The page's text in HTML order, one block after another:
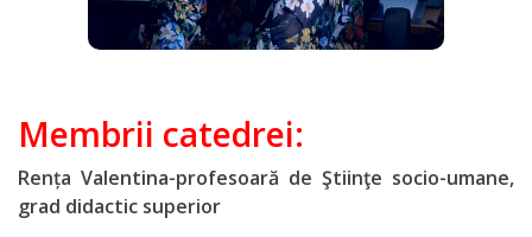
didactică
PRI
Membrii catedrei:
Rența Valentina-profesoară de Ştiinţe socio-umane,
grad didactic superior